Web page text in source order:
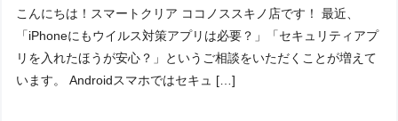
こんにちは！スマートクリア ココノススキノ店です！ 最近、
「iPhoneにもウイルス対策アプリは必要？」「セキュリティアプ
リを入れたほうが安心？」というご相談をいただくことが増えて
います。 Androidスマホではセキュ […]